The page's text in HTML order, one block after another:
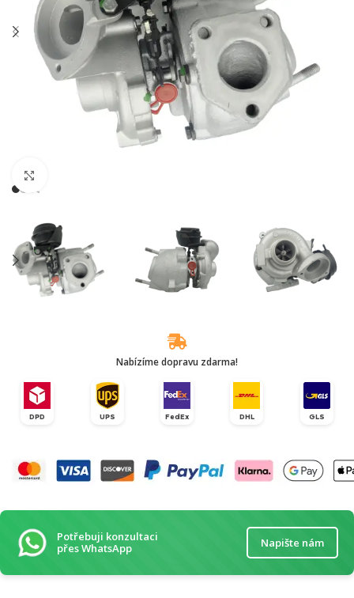
Nabízíme dopravu zdarma!
DPD UPS FedEx DHL GLS
Potřebuji konzultaci
přes WhatsApp
Napište nám